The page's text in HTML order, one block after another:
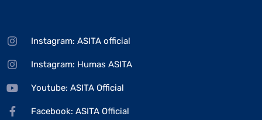
Instagram: ASITA official
Instagram: Humas ASITA
Youtube: ASITA Official
Facebook: ASITA Official